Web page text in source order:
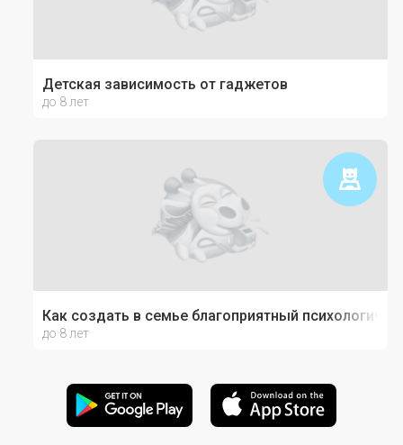
Детская зависимость от гаджетов
до 8 лет
Как создать в семье благоприятный
до 8 лет